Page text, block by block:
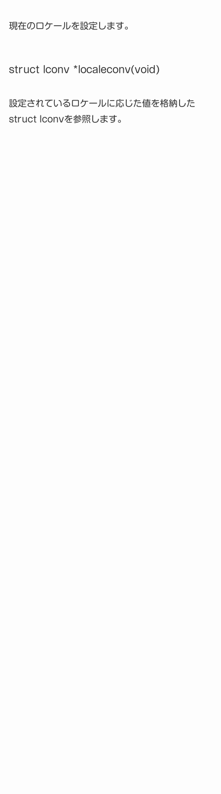
現在のロケールを設定します。
struct lconv *localeconv(void)
設定されているロケールに応じた値を格納した
struct lconvを参照します。